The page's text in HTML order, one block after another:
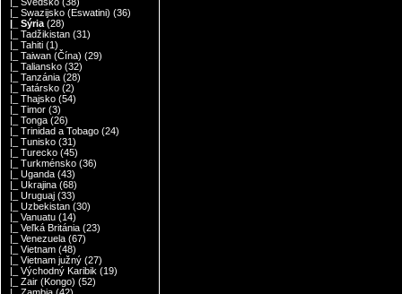
|_ Swazijsko (Eswatini) (36)
|_ Sýria (28)
|_ Tadžikistan (31)
|_ Tahiti (1)
|_ Taiwan (Čína) (29)
|_ Taliansko (32)
|_ Tanzánia (28)
|_ Tatársko (2)
|_ Thajsko (54)
|_ Timor (3)
|_ Tonga (26)
|_ Trinidad a Tobago (24)
|_ Tunisko (31)
|_ Turecko (45)
|_ Turkménsko (36)
|_ Uganda (43)
|_ Ukrajina (68)
|_ Uruguaj (33)
|_ Uzbekistan (30)
|_ Vanuatu (14)
|_ Veľká Británia (23)
|_ Venezuela (67)
|_ Vietnam (48)
|_ Vietnam južný (27)
|_ Východný Karibik (19)
|_ Zair (Kongo) (52)